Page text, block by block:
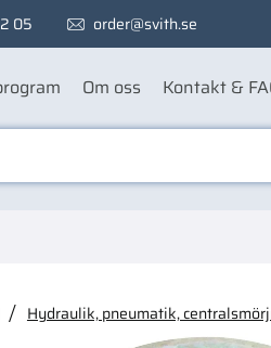
05 order@svith.se
Om oss Kontakt &
någon av
Hydraulik, pneumatik,